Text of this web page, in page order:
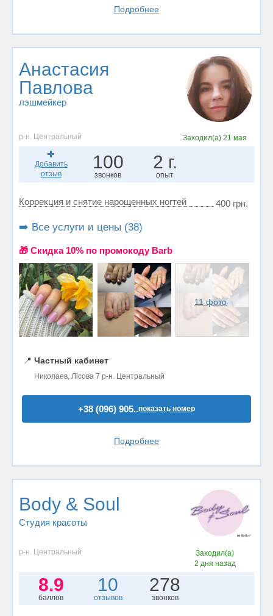
Подробнее
Анастасия
Павлова
лэшмейкер
р-н. Центральный Заходил(а)21 мая
Добавить
отзыв
100
звонков
2 г.
опыт
Коррекция и снятие нарощенных ногтей 400 грн.
➡️ Все услуги и цены (38)
🎁 Cкидка 10% по промокоду Barb
11 фото
📍 Частный кабинет
Николаев, Лісова 7 р-н. Центральный
+38 (096) 905..показать номер
Подробнее
Body & Soul
Студия красоты
р-н. Центральный
Заходил(а)
2 дня назад
8.9
баллов
10
отзывов
278
звонков